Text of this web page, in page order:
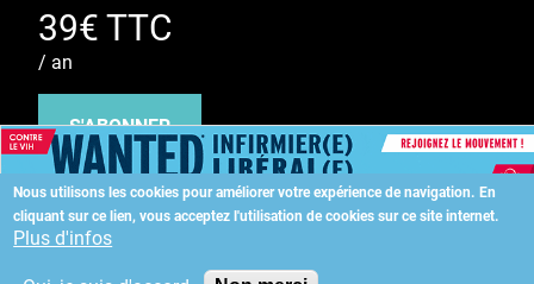
Nous utilisons les cookies pour améliorer votre expérience de navigation. En
cliquant sur ce lien, vous acceptez l'utilisation de cookies sur ce site internet.
Plus d'infos
39€ TTC
/ an
S'ABONNER
Copyright